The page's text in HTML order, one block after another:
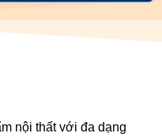
nội thất với đa dạng